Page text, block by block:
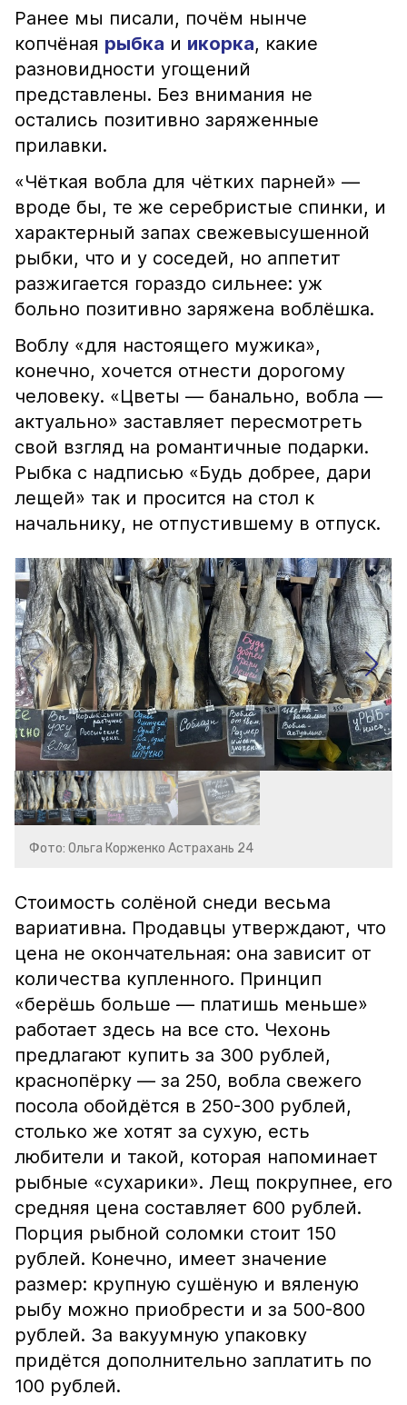
Ранее мы писали, почём нынче
копчёная рыбка и икорка, какие
разновидности угощений
представлены. Без внимания не
остались позитивно заряженные
прилавки.
«Чёткая вобла для чётких парней» —
вроде бы, те же серебристые спинки, и
характерный запах свежевысушенной
рыбки, что и у соседей, но аппетит
разжигается гораздо сильнее: уж
больно позитивно заряжена воблёшка.
Воблу «для настоящего мужика»,
конечно, хочется отнести дорогому
человеку. «Цветы — банально, вобла —
актуально» заставляет пересмотреть
свой взгляд на романтичные подарки.
Рыбка с надписью «Будь добрее, дари
лещей» так и просится на стол к
начальнику, не отпустившему в отпуск.
Фото: Ольга Корженко Астрахань 24
Стоимость солёной снеди весьма
вариативна. Продавцы утверждают, что
цена не окончательная: она зависит от
количества купленного. Принцип
«берёшь больше — платишь меньше»
работает здесь на все сто. Чехонь
предлагают купить за 300 рублей,
краснопёрку — за 250, вобла свежего
посола обойдётся в 250-300 рублей,
столько же хотят за сухую, есть
любители и такой, которая напоминает
рыбные «сухарики». Лещ покрупнее, его
средняя цена составляет 600 рублей.
Порция рыбной соломки стоит 150
рублей. Конечно, имеет значение
размер: крупную сушёную и вяленую
рыбу можно приобрести и за 500-800
рублей. За вакуумную упаковку
придётся дополнительно заплатить по
100 рублей.